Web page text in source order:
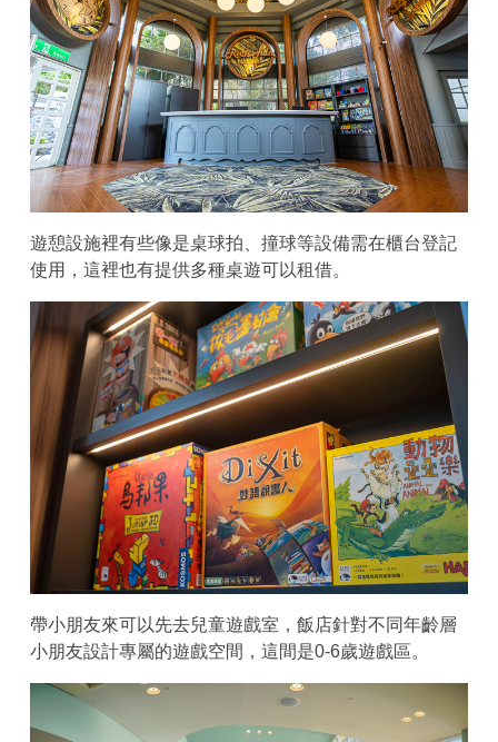
遊憩設施裡有些像是桌球拍、撞球等設備需在櫃台登記
使用，這裡也有提供多種桌遊可以租借。
帶小朋友來可以先去兒童遊戲室，飯店針對不同年齡層
小朋友設計專屬的遊戲空間，這間是0-6歲遊戲區。